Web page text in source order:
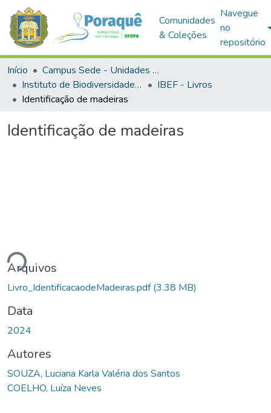
Comunidades
& Coleções
Navegue
no
repositório
Início
Campus Sede - Unidades Acadêmicas
Instituto de Biodiversidade e Florestas
IBEF - Livros
Identificação de madeiras
Identificação de madeiras
Arquivos
Livro_IdentificacaodeMadeiras.pdf(3.38 MB)
Data
2024
Autores
SOUZA, Luciana Karla Valéria dos Santos
COELHO, Luíza Neves